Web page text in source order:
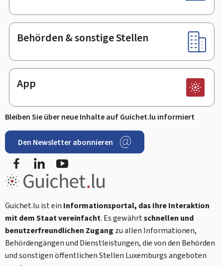
Behörden & sonstige Stellen
App
Bleiben Sie über neue Inhalte auf Guichet.lu informiert
Den Newsletter abonnieren
FacebookLinkedIn
Guichet.lu ist ein Informationsportal, das Ihre Interaktion
mit dem Staat vereinfacht. Es gewährtschnellen und
benutzerfreundlichen Zugang zu allen Informationen,
Behördengängen und Dienstleistungen, die von den Behörden
und sonstigen öffentlichen Stellen Luxemburgs angeboten